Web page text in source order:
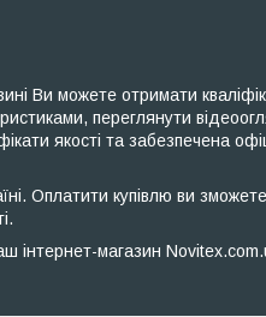
Ви можете отримати
переглянути
якості та забезпечена
Оплатити купівлю ви
інтернет-магазин